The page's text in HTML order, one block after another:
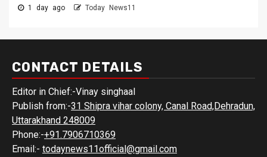
1 day ago Today News11
CONTACT DETAILS
Editor in Chief:-Vinay singhaal
Publish from:-31 Shipra vihar colony, Canal Road,Dehradun,
Uttarakhand 248009
Phone:-+91.7906710369
Email:- todaynews11official@gmail.com